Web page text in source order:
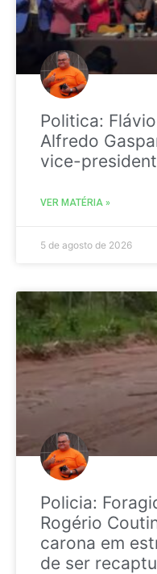
Politica:
Alfredo
vice-
VER MATÉRIA »
5 de agosto de 2026
Policia:
Rogério
carona em
de ser